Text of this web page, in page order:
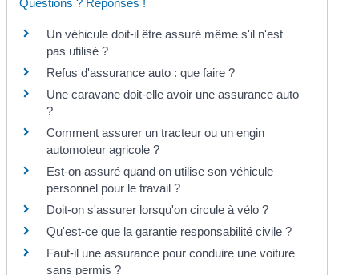
Un véhicule doit-il être assuré même s'il n'est
pas utilisé ?
Refus d'assurance auto : que faire ?
Une caravane doit-elle avoir une assurance auto
?
Comment assurer un tracteur ou un engin
automoteur agricole ?
Est-on assuré quand on utilise son véhicule
personnel pour le travail ?
Doit-on s'assurer lorsqu'on circule à vélo ?
Qu'est-ce que la garantie responsabilité civile ?
Faut-il une assurance pour conduire une voiture
sans permis ?